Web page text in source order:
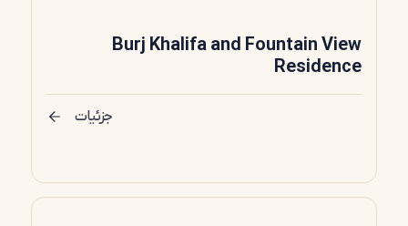
Burj Khalifa and Fountain View
Residence
جزئیات